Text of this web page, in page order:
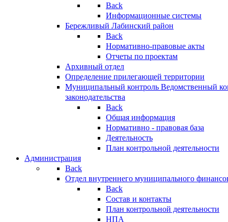
Back
Информационные системы
Бережливый Лабинский район
Back
Нормативно-правовые акты
Отчеты по проектам
Архивный отдел
Определение прилегающей территории
Муниципальный контроль Ведомственный
законодательства
Back
Общая информация
Нормативно - правовая база
Деятельность
План контрольной деятельности
Администрация
Back
Отдел внутреннего муниципального
Back
Состав и контакты
План контрольной деятельности
НПА